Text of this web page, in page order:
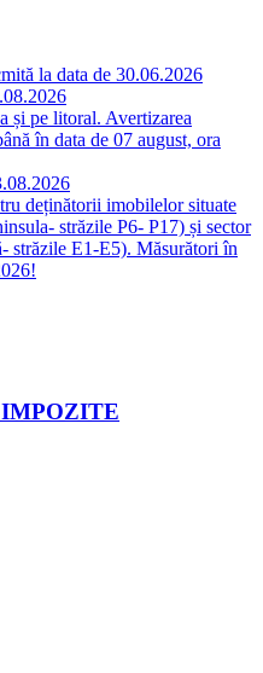
la data de 30.06.2026
pe litoral. Avertizarea
în data de 07 august, ora
deținătorii imobilelor situate
străzile P6- P17) și sector
străzile E1-E5). Măsurători în